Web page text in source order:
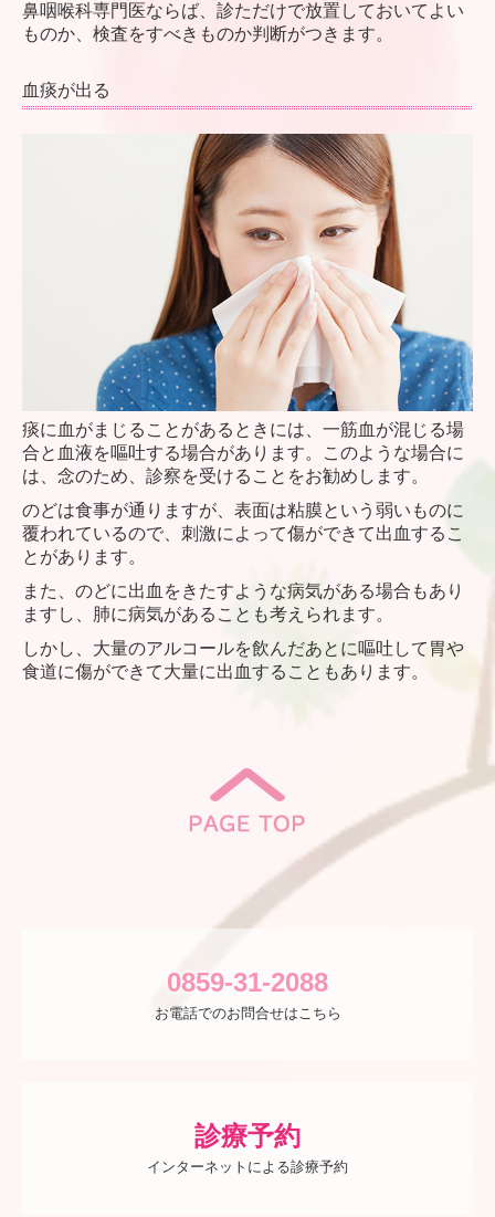
鼻咽喉科専門医ならば、診ただけで放置しておいてよい
ものか、検査をすべきものか判断がつきます。
血痰が出る
痰に血がまじることがあるときには、一筋血が混じる場
合と血液を嘔吐する場合があります。このような場合に
は、念のため、診察を受けることをお勧めします。
のどは食事が通りますが、表面は粘膜という弱いものに
覆われているので、刺激によって傷ができて出血するこ
とがあります。
また、のどに出血をきたすような病気がある場合もあり
ますし、肺に病気があることも考えられます。
しかし、大量のアルコールを飲んだあとに嘔吐して胃や
食道に傷ができて大量に出血することもあります。
0859-31-2088
お電話でのお問合せはこちら
診療予約
インターネットによる診療予約